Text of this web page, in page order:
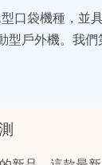
口袋機種，並
戶外機。我